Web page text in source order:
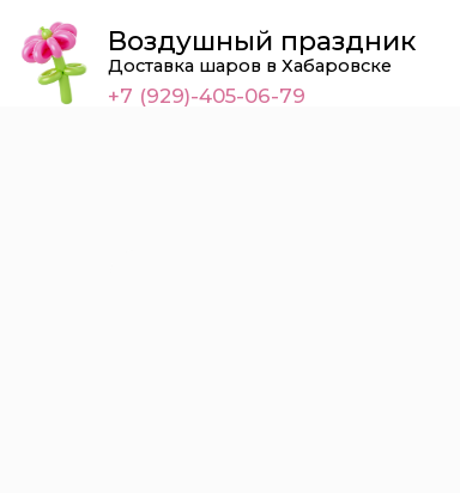
Воздушный праздник
Доставка шаров в Хабаровске
+7 (929)-405-06-79